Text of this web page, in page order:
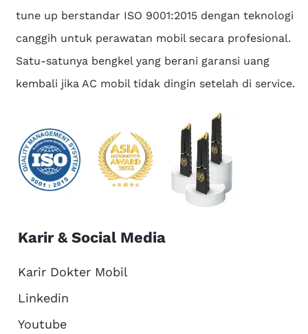
tune up berstandar ISO 9001:2015 dengan teknologi
canggih untuk perawatan mobil secara profesional.
Satu-satunya bengkel yang berani garansi uang
kembali jika AC mobil tidak dingin setelah di service.
Karir & Social Media
Karir Dokter Mobil
Linkedin
Youtube